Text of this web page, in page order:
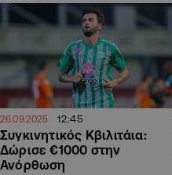
26.09.2025 12:45
Συγκινητικός Κβιλιτάια:
Δώρισε €1000 στην
Ανόρθωση